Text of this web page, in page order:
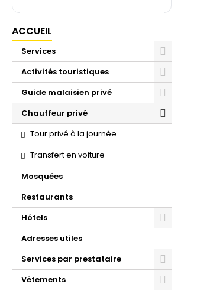
ACCUEIL
Services
Activités touristiques
Guide malaisien privé
Chauffeur privé
Tour privé à la journée
Transfert en voiture
Mosquées
Restaurants
Hôtels
Adresses utiles
Services par prestataire
Vêtements